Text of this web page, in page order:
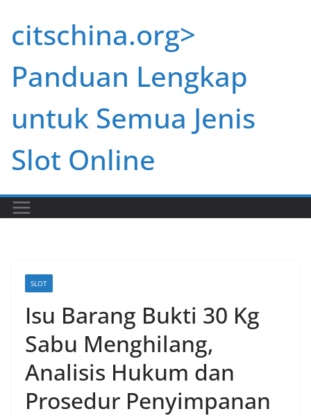
content
citschina.org>
Panduan Lengkap
untuk Semua Jenis
Slot Online
SLOT
Isu Barang Bukti 30 Kg
Sabu Menghilang,
Analisis Hukum dan
Prosedur Penyimpanan